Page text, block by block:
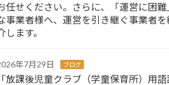
任せください。さらに、「運営に困難
事業者様へ、運営を引き継ぐ事業者を
します。
年7月29日 ブログ
「放課後児童クラブ（学童保育所）用語